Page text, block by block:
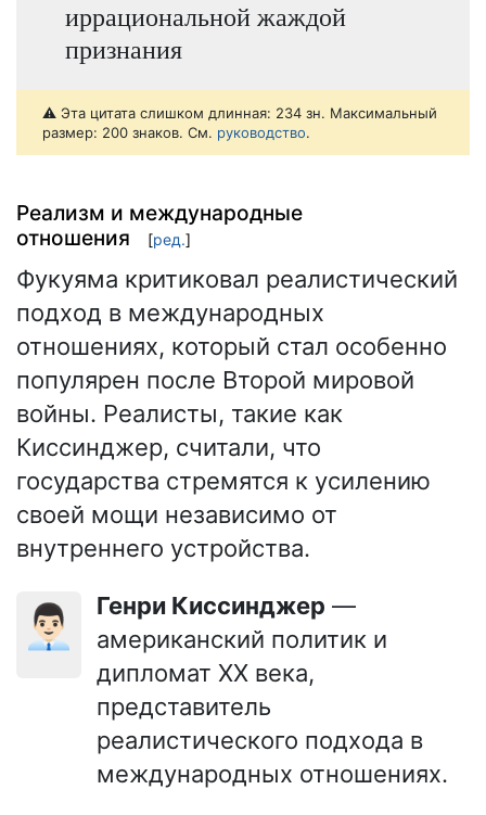
иррациональной жаждой
признания
⚠️ Эта цитата слишком длинная: 234 зн. Максимальный
размер: 200 знаков. См. руководство.
Реализм и международные
отношения
[ред.]
Фукуяма критиковал реалистический
подход в международных
отношениях, который стал особенно
популярен после Второй мировой
войны. Реалисты, такие как
Киссинджер, считали, что
государства стремятся к усилению
своей мощи независимо от
внутреннего устройства.
👨🏻‍💼 Генри Киссинджер —
американский политик и
дипломат XX века,
представитель
реалистического подхода в
международных отношениях.